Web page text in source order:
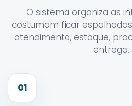
O sistema organiza as
costumam ficar
atendimento, estoque,
entrega.
01